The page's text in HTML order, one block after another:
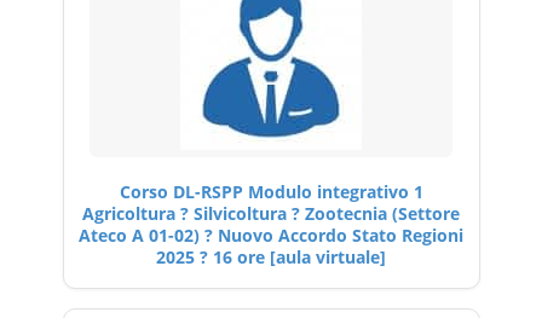
Corso DL-RSPP Modulo integrativo 1
Agricoltura ? Silvicoltura ? Zootecnia (Settore
Ateco A 01-02) ? Nuovo Accordo Stato Regioni
2025 ? 16 ore [aula virtuale]